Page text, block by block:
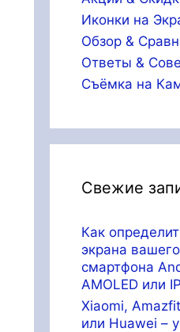
Иконки на
Обзор &
Ответы &
Съёмка на
Свежие
Как
экрана вашего
смартфона
AMOLED или
Xiaomi,
или Huawei –